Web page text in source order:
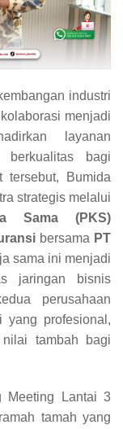
industri
menjadi
layanan
bagi
tersebut, Bumida
strategis melalui
Sama (PKS)
bersama PT
sama ini menjadi
jaringan bisnis
perusahaan
yang profesional,
tambah bagi
Meeting Lantai 3
tamah yang